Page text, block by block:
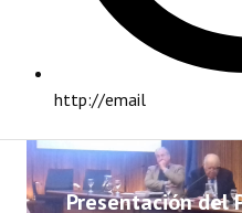
http://email
INSTITUCIONAL
NOTICIAS
Presentación del